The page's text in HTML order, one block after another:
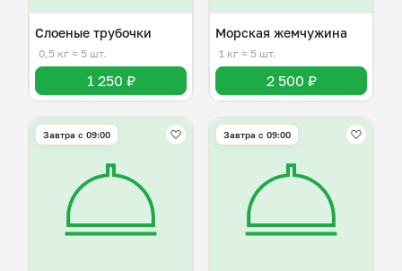
Слоеные трубочки
0,5 кг ≈ 5 шт.
1 250 ₽
Морская жемчужина
1 кг ≈ 5 шт.
2 500 ₽
Завтра c 09:00 Завтра c 09:00